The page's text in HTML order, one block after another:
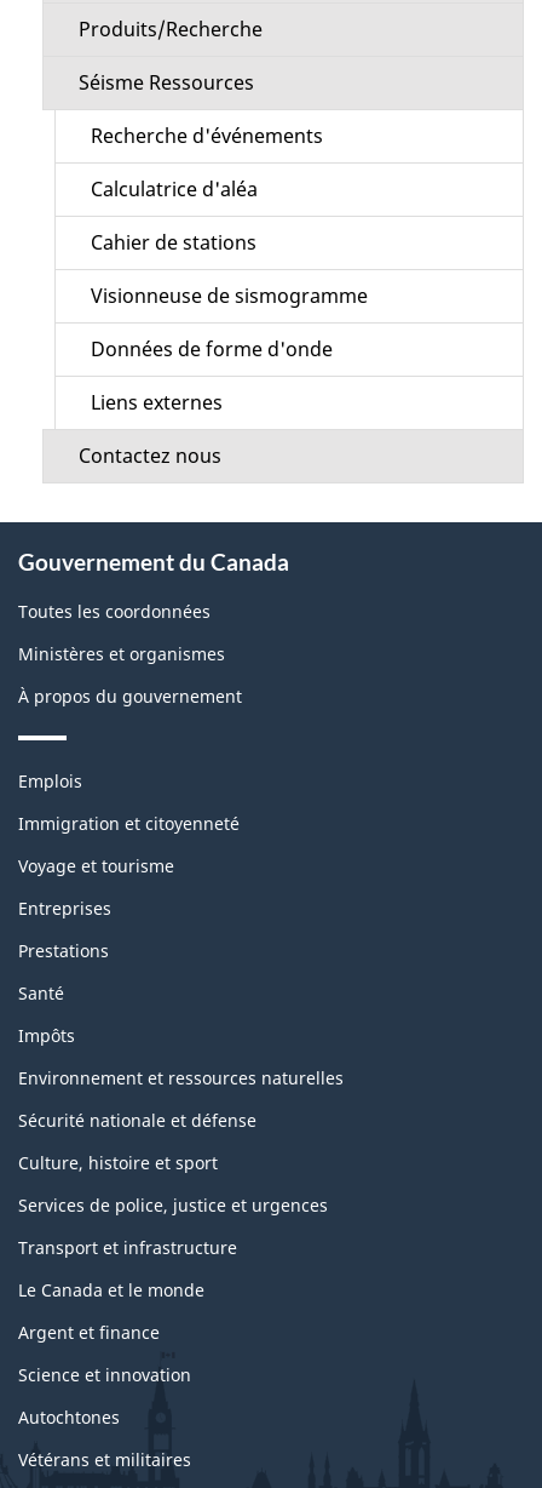
Produits/Recherche
Séisme Ressources
Recherche d'événements
Calculatrice d'aléa
Cahier de stations
Visionneuse de sismogramme
Données de forme d'onde
Liens externes
Contactez nous
propos
de
ce
Gouvernement du Canada
Toutes les coordonnées
Ministères et organismes
À propos du gouvernement
Thèmes
sujets
Emplois
Immigration et citoyenneté
Voyage et tourisme
Entreprises
Prestations
Santé
Impôts
Environnement et ressources naturelles
Sécurité nationale et défense
Culture, histoire et sport
Services de police, justice et urgences
Transport et infrastructure
Le Canada et le monde
Argent et finance
Science et innovation
Autochtones
Vétérans et militaires